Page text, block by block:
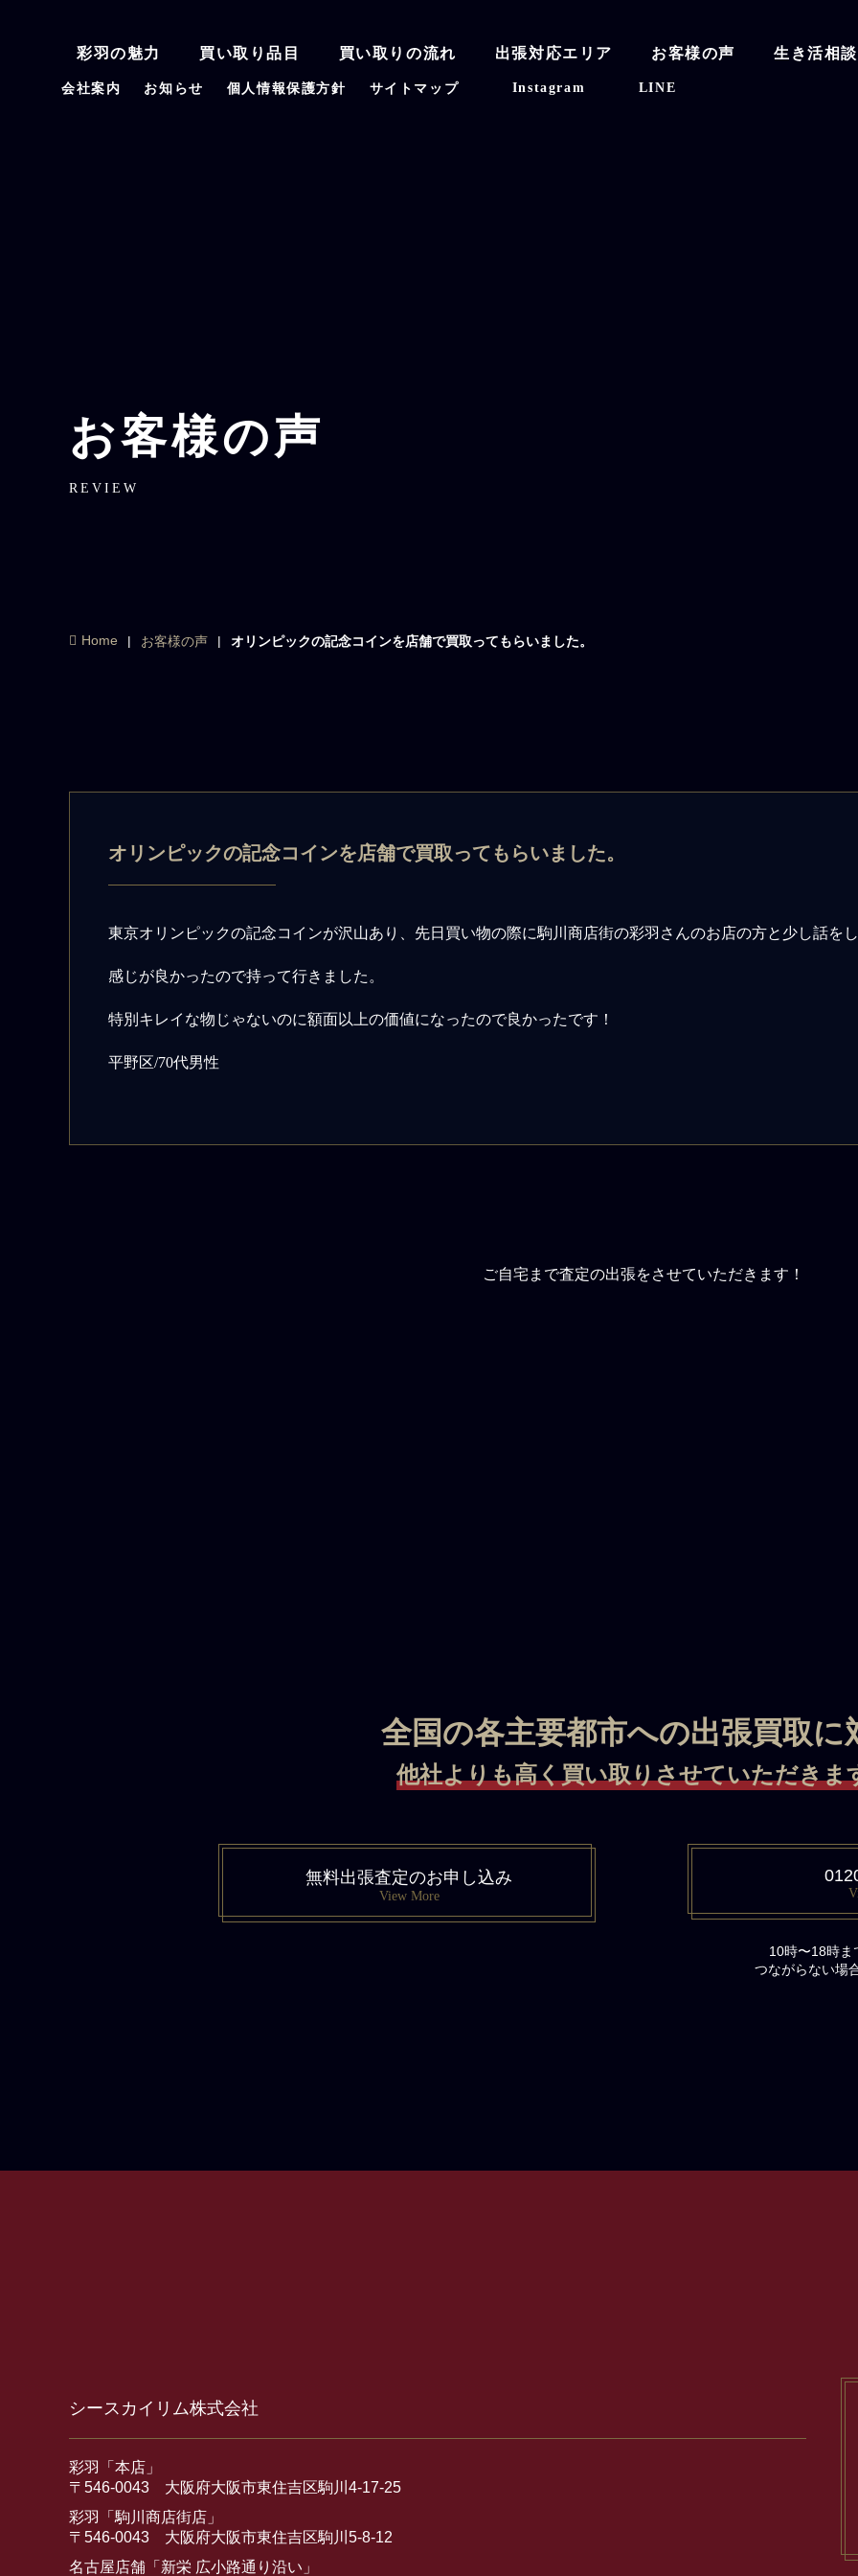
彩羽の魅力 買い取り品目 買い取りの流れ 出張対応エリア お客様の声 生き活相
会社案内 お知らせ 個人情報保護方針 サイトマップ Instagram LINE
お客様の声
REVIEW
Home お客様の声 オリンピックの記念コインを店舗で買取ってもらいました。
オリンピックの記念コインを店舗で買取ってもらいました。
東京オリンピックの記念コインが沢山あり、先日買い物の際に駒川商店街の彩羽さんのお店の方と少し話を
感じが良かったので持って行きました。
特別キレイな物じゃないのに額面以上の価値になったので良かったです！
平野区/70代男性
ご自宅まで査定の出張をさせていただきます！
全国の各主要都市への出張買取に
他社よりも高く買い取りさせていただきま
無料出張査定のお申し込み
View More
10時〜18時ま
つながらない場
シースカイリム株式会社
彩羽「本店」
〒546-0043 大阪府大阪市東住吉区駒川4-17-25
彩羽「駒川商店街店」
〒546-0043 大阪府大阪市東住吉区駒川5-8-12
名古屋店舗「新栄 広小路通り沿い」